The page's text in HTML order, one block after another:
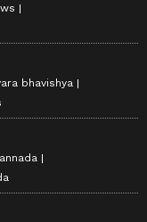
bhavishya